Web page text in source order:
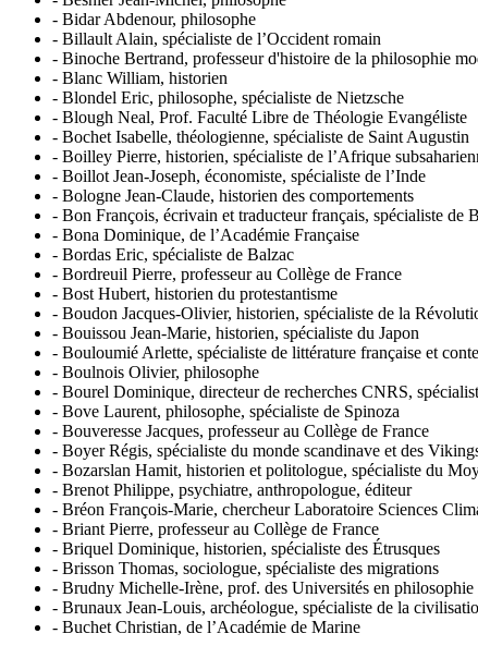
- Bidar Abdenour, philosophe
- Billault Alain, spécialiste de l’Occident romain
- Binoche Bertrand, professeur d'histoire de la philosophie
- Blanc William, historien
- Blondel Eric, philosophe, spécialiste de Nietzsche
- Blough Neal, Prof. Faculté Libre de Théologie Evangéliste
- Bochet Isabelle, théologienne, spécialiste de Saint Augustin
- Boilley Pierre, historien, spécialiste de l’Afrique
- Boillot Jean-Joseph, économiste, spécialiste de l’Inde
- Bologne Jean-Claude, historien des comportements
- Bon François, écrivain et traducteur français, spécialiste de
- Bona Dominique, de l’Académie Française
- Bordas Eric, spécialiste de Balzac
- Bordreuil Pierre, professeur au Collège de France
- Bost Hubert, historien du protestantisme
- Boudon Jacques-Olivier, historien, spécialiste de la
- Bouissou Jean-Marie, historien, spécialiste du Japon
- Bouloumié Arlette, spécialiste de littérature française et
- Boulnois Olivier, philosophe
- Bourel Dominique, directeur de recherches CNRS,
- Bove Laurent, philosophe, spécialiste de Spinoza
- Bouveresse Jacques, professeur au Collège de France
- Boyer Régis, spécialiste du monde scandinave et des
- Bozarslan Hamit, historien et politologue, spécialiste du
- Brenot Philippe, psychiatre, anthropologue, éditeur
- Bréon François-Marie, chercheur Laboratoire Sciences
- Briant Pierre, professeur au Collège de France
- Briquel Dominique, historien, spécialiste des Étrusques
- Brisson Thomas, sociologue, spécialiste des migrations
- Brudny Michelle-Irène, prof. des Universités en
- Brunaux Jean-Louis, archéologue, spécialiste de la
- Buchet Christian, de l’Académie de Marine